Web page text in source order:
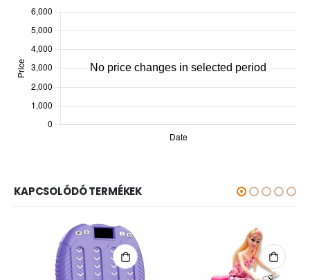
KAPCSOLÓDÓ TERMÉKEK